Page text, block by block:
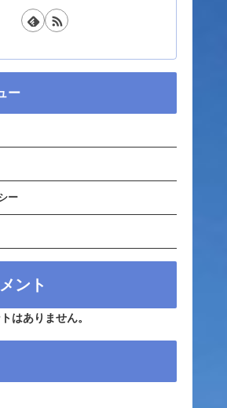
ー
ー
ント
はありません。